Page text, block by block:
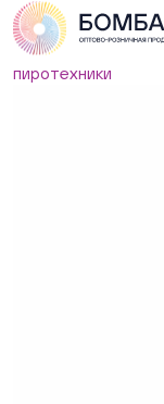
пиротехники